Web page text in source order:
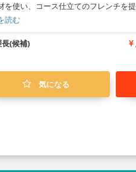
を使い、コース仕立てのフレンチを
読む
(候補)
気になる